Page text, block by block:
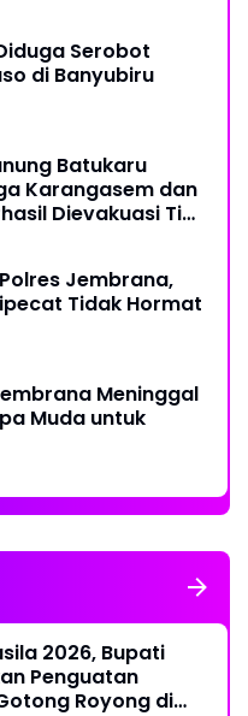
Serobot
di Banyubiru
Batukaru
Karangasem dan
Dievakuasi Tim
Jembrana,
Tidak Hormat
Meninggal
Muda untuk
2026, Bupati
Penguatan
Royong di